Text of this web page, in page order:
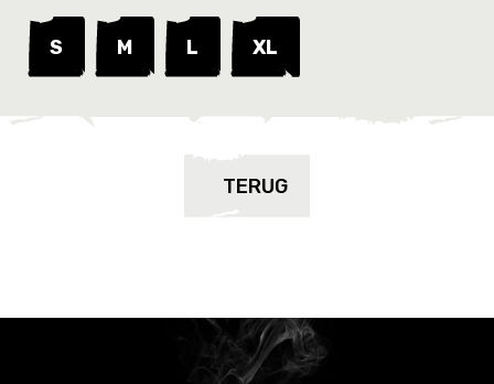
S M L XL
TERUG